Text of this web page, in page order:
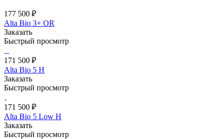
177 500 ₽
Alta Bio 3+ OR
Заказать
Быстрый просмотр
171 500 ₽
Alta Bio 5 Н
Заказать
Быстрый просмотр
171 500 ₽
Alta Bio 5 Low Н
Заказать
Быстрый просмотр